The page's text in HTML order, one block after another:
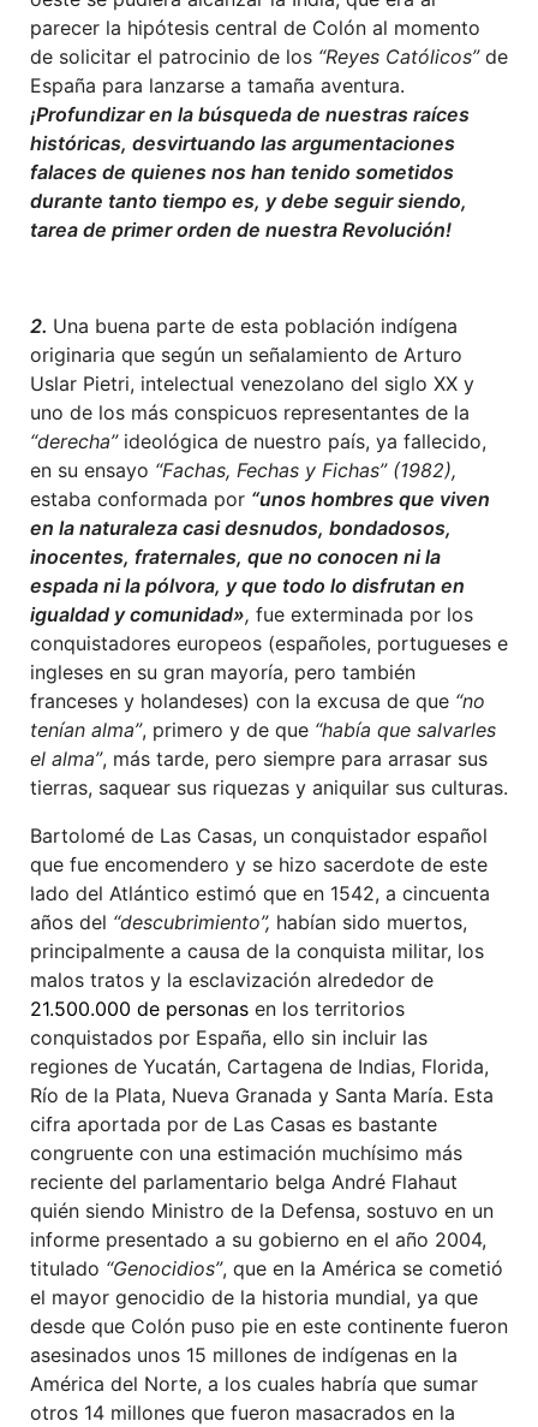
parecer la hipótesis central de Colón al momento
de solicitar el patrocinio de los “Reyes Católicos” de
España para lanzarse a tamaña aventura.
¡Profundizar en la búsqueda de nuestras raíces
históricas, desvirtuando las argumentaciones
falaces de quienes nos han tenido sometidos
durante tanto tiempo es, y debe seguir siendo,
tarea de primer orden de nuestra Revolución!
2. Una buena parte de esta población indígena
originaria que según un señalamiento de Arturo
Uslar Pietri, intelectual venezolano del siglo XX y
uno de los más conspicuos representantes de la
“derecha”ideológica de nuestro país, ya fallecido,
en su ensayo “Fachas, Fechas y Fichas” (1982),
estaba conformada por “unos hombres que viven
en la naturaleza casi desnudos, bondadosos,
inocentes, fraternales, que no conocen ni la
espada ni la pólvora, y que todo lo disfrutan en
igualdad y comunidad», fue exterminada por los
conquistadores europeos (españoles, portugueses e
ingleses en su gran mayoría, pero también
franceses y holandeses) con la excusa de que “no
tenían alma”, primero y de que “había que salvarles
el alma”, más tarde, pero siempre para arrasar sus
tierras, saquear sus riquezas y aniquilar sus culturas.
Bartolomé de Las Casas, un conquistador español
que fue encomendero y se hizo sacerdote de este
lado del Atlántico estimó que en 1542, a cincuenta
años del “descubrimiento”, habían sido muertos,
principalmente a causa de la conquista militar, los
malos tratos y la esclavización alrededor de
21.500.000 de personas en los territorios
conquistados por España, ello sin incluir las
regiones de Yucatán, Cartagena de Indias, Florida,
Río de la Plata, Nueva Granada y Santa María. Esta
cifra aportada por de Las Casas es bastante
congruente con una estimación muchísimo más
reciente del parlamentario belga André Flahaut
quién siendo Ministro de la Defensa, sostuvo en un
informe presentado a su gobierno en el año 2004,
titulado “Genocidios”, que en la América se cometió
el mayor genocidio de la historia mundial, ya que
desde que Colón puso pie en este continente fueron
asesinados unos 15 millones de indígenas en la
América del Norte, a los cuales habría que sumar
otros 14 millones que fueron masacrados en la